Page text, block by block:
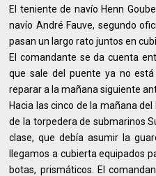
El teniente de navío Henn
navío André Fauve, segundo
pasan un largo rato juntos en
El comandante se da cuenta
que sale del puente ya no
reparar a la mañana siguiente
Hacia las cinco de la mañana
de la torpedera de submarinos
clase, que debía asumir la
llegamos a cubierta equipados
botas, prismáticos. El